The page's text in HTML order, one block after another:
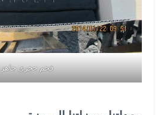
فحم حجري جاهز